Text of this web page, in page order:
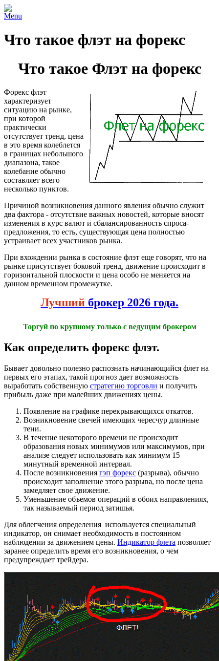
Menu
Что такое флэт на форекс
Что такое Флэт на форекс
Форекс флэт
характеризует
ситуацию на рынке,
при которой
практически
отсутствует тренд, цена
в это время колеблется
в границах небольшого
диапазона, такое
колебание обычно
составляет всего
несколько пунктов.
Причиной возникновения данного явления обычно служит
два фактора - отсутствие важных новостей, которые вносят
изменения в курс валют и сбалансированность спроса-
предложения, то есть, существующая цена полностью
устраивает всех участников рынка.
При вхождении рынка в состояние флэт еще говорят, что на
рынке присутствует боковой тренд, движение происходит в
горизонтальной плоскости и цена особо не меняется на
данном временном промежутке.
Лучший брокер 2026 года.
Торгуй по крупному только с ведущим брокером
Как определить форекс флэт.
Бывает довольно полезно распознать начинающийся флет на
первых его этапах, такой прогноз дает возможность
выработать собственную стратегию торговли и получить
прибыль даже при малейших движениях цены.
Появление на графике перекрывающихся откатов.
Возникновение свечей имеющих чересчур длинные
тени.
В течение некоторого времени не происходит
образования новых минимумов или максимумов, при
анализе следует использовать как минимум 15
минутный временной интервал.
После возникновения гэп форекс (разрыва), обычно
происходит заполнение этого разрыва, но после цена
замедляет свое движение.
Уменьшение объемов операций в обоих направлениях,
так называемый период затишья.
Для облегчения определения используется специальный
индикатор, он снимает необходимость в постоянном
наблюдении за движением цены. Индикатор флета позволяет
заранее определить время его возникновения, о чем
предупреждает трейдера.